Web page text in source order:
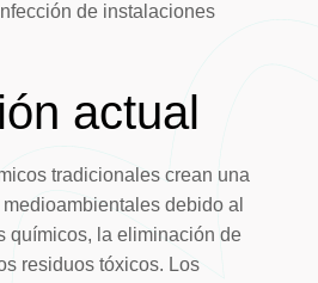
de instalaciones
actual
tradicionales crean una
debido al
químicos, la eliminación de
residuos tóxicos. Los